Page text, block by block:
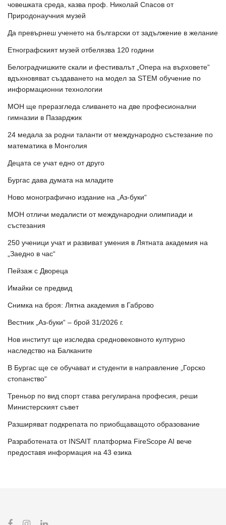
човешката среда, казва проф. Николай Спасов от
Природонаучния музей
Да превърнеш ученето на български от задължение в желание
Етнографският музей отбелязва 120 години
Белоградчишките скали и фестивалът „Опера на върховете“
вдъхновяват създаването на модел за STEM обучение по
информационни технологии
МОН ще преразгледа сливането на две професионални
гимназии в Пазарджик
24 медала за родни таланти от международно състезание по
математика в Монголия
Децата се учат едно от друго
Бургас дава думата на младите
Ново монографично издание на „Аз-буки“
МОН отличи медалисти от международни олимпиади и
състезания
250 ученици учат и развиват умения в Лятната академия на
„Заедно в час“
Пейзаж с Двореца
Имайки се предвид
Снимка на броя: Лятна академия в Габрово
Вестник „Аз-буки“ – брой 31/2026 г.
Нов институт ще изследва средновековното културно
наследство на Балканите
В Бургас ще се обучават и студенти в направление „Горско
стопанство“
Треньор по вид спорт става регулирана професия, реши
Министерският съвет
Разширяват подкрепата по приобщаващото образование
Разработената от INSAIT платформа FireScope AI вече
предоставя информация на 43 езика